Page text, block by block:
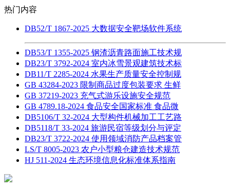
热门内容
DB52/T 1867-2025 大数据安全靶场软件系统
DB53/T 1355-2025 钢渣沥青路面施工技术规
DB23/T 3792-2024 室内冰雪景观建筑技术标
DB11/T 2285-2024 水果生产质量安全控制规
GB 43284-2023 限制商品过度包装要求 生鲜
GB 37219-2023 充气式游乐设施安全规范
GB 4789.18-2024 食品安全国家标准 食品微
DB5106/T 32-2024 大型构件机械加工工艺路
DB5118/T 33-2024 旅游民宿等级划分与评定
DB23/T 3722-2024 使用领域消防产品档案管
LS/T 8005-2023 农户小型粮仓建造技术规范
HJ 511-2024 生态环境信息化标准体系指南